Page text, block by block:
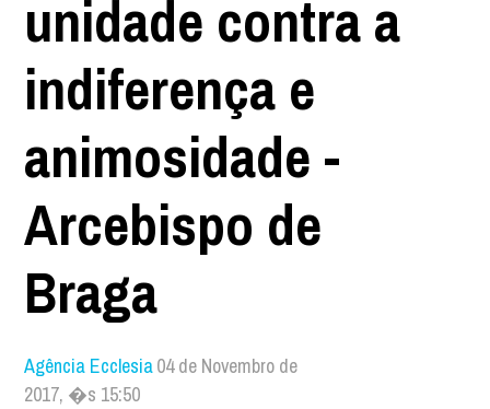
unidade contra a
indiferença e
animosidade -
Arcebispo de
Braga
Agência Ecclesia04 de Novembro de
2017, �s 15:50